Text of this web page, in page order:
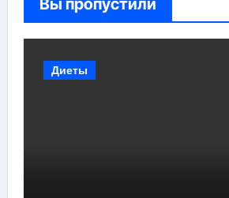
Вы пропустили
Диеты